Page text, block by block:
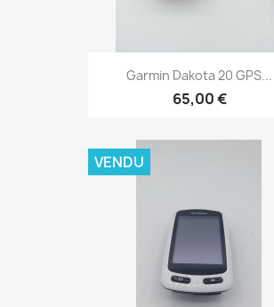
Aperçu rapide
Garmin Dakota 20 GPS...
65,00 €
VENDU